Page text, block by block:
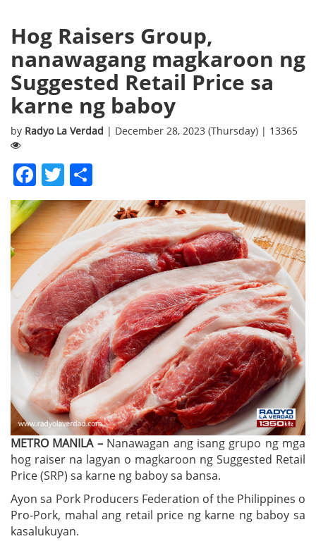
Hog Raisers Group,
nanawagang magkaroon ng
Suggested Retail Price sa
karne ng baboy
by Radyo La Verdad | December 28, 2023 (Thursday) | 13365
Facebook
Twitter
METRO MANILA – Nanawagan ang isang grupo ng mga
hog raiser na lagyan o magkaroon ng Suggested Retail
Price (SRP) sa karne ng baboy sa bansa.
Ayon sa Pork Producers Federation of the Philippines o
Pro-Pork, mahal ang retail price ng karne ng baboy sa
kasalukuyan.